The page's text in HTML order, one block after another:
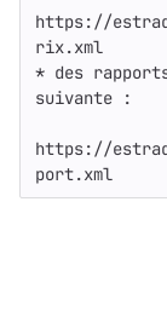
https://
rix.xml
* des
suivante :
https://
port.xml